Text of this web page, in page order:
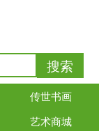
传世书画
艺术商城